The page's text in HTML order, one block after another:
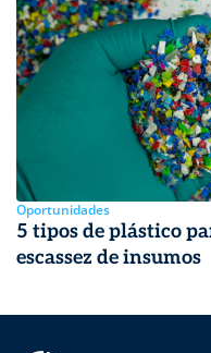
Oportunidades
5 tipos de plástico
escassez de insumos